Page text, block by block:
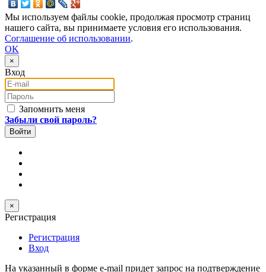
Мы используем файлы cookie, продолжая просмотр страниц
нашего сайта, вы принимаете условия его использования.
Соглашение об использовании.
OK
×
Вход
E-mail
Пароль
Запомнить меня
Забыли свой пароль?
×
Регистрация
Регистрация
Вход
На указанный в форме e-mail придет запрос на подтверждение